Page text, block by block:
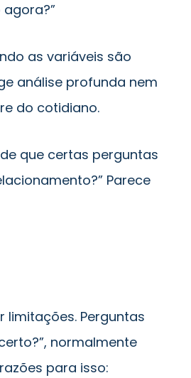
as variáveis são
análise profunda nem
do cotidiano.
que certas perguntas
Parece
limitações. Perguntas
normalmente
para isso: